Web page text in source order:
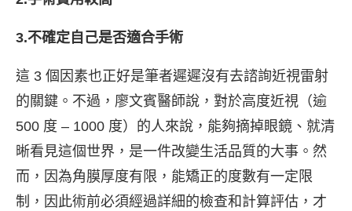
3.不確定自己是否適合手術
這 3 個因素也正好是筆者遲遲沒有去諮詢近視雷射
的關鍵。不過，廖文賓醫師說，對於高度近視（逾
500 度 – 1000 度）的人來說，能夠摘掉眼鏡、就清
晰看見這個世界，是一件改變生活品質的大事。然
而，因為角膜厚度有限，能矯正的度數有一定限
制，因此術前必須經過詳細的檢查和計算評估，才